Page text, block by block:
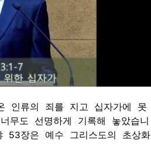
무도 선명하게 기록해 놓았습니
장은 예수 그리스도의 초상화